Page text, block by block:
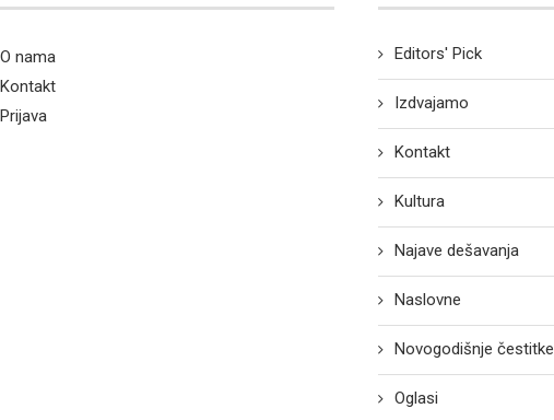
O nama
Kontakt
Prijava
Editors' Pick
Izdvajamo
Kontakt
Kultura
Najave dešavanja
Naslovne
Novogodišnje čestitke
Oglasi